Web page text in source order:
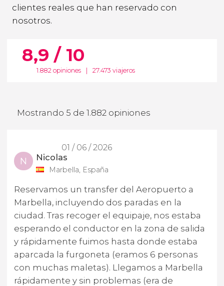
clientes reales que han reservado con
nosotros.
8,9 / 10
1.882 opiniones 27.473 viajeros
Mostrando 5 de 1.882 opiniones
01 / 06 / 2026
N Nicolas
Marbella, España
Reservamos un transfer del Aeropuerto a
Marbella, incluyendo dos paradas en la
ciudad. Tras recoger el equipaje, nos estaba
esperando el conductor en la zona de salida
y rápidamente fuimos hasta donde estaba
aparcada la furgoneta (eramos 6 personas
con muchas maletas). Llegamos a Marbella
rápidamente y sin problemas (era de